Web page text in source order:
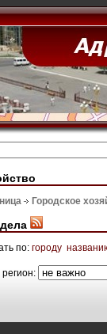
Городское
по: городу